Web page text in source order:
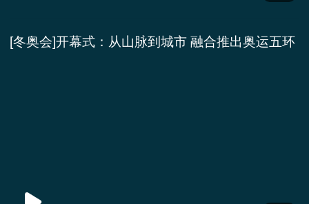
[冬奥会]开幕式：从山脉到城市 融合推出奥运五环